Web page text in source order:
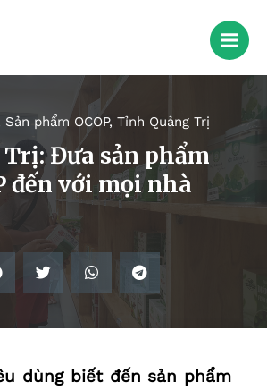
Sản phẩm OCOP, Tỉnh Quảng Trị
Trị: Đưa sản phẩm
đến với mọi nhà
dùng biết đến sản phẩm